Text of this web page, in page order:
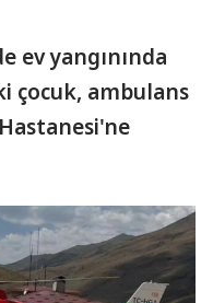
ev yangınında
çocuk, ambulans